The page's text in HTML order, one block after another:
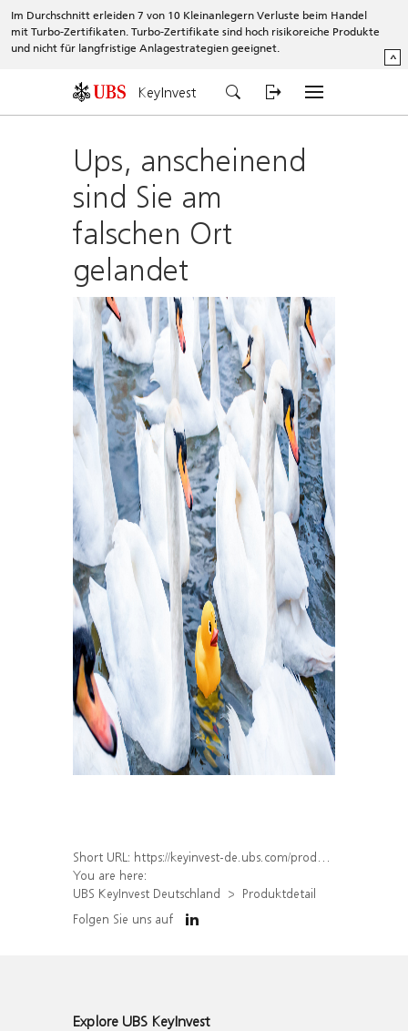
Im Durchschnitt erleiden 7 von 10 Kleinanlegern Verluste beim Handel
mit Turbo-Zertifikaten. Turbo-Zertifikate sind hoch risikoreiche Produkte
und nicht für langfristige Anlagestrategien geeignet.
^
KeyInvest
Ups, anscheinend
sind Sie am
falschen Ort
gelandet
Short URL: https://keyinvest-de.ubs.com/produkt/detail/index/isin/DE000WA5LH85
You are here:
UBS KeyInvest Deutschland
Produktdetail
Folgen Sie uns auf
Explore UBS KeyInvest